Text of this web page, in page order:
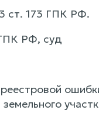
ст. 173 ГПК РФ.
ГПК РФ, суд